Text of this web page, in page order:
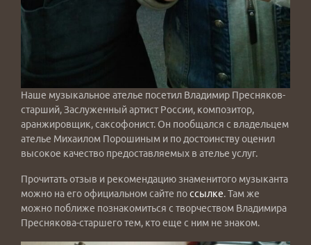
Наше музыкальное ателье посетил Владимир Пресняков-
старший, Заслуженный артист России, композитор,
аранжировщик, саксофонист. Он пообщался с владельцем
ателье Михаилом Порошиным и по достоинству оценил
высокое качество предоставляемых в ателье услуг.
Прочитать отзыв и рекомендацию знаменитого музыканта
можно на его официальном сайте поссылке. Там же
можно поближе познакомиться с творчеством Владимира
Преснякова-старшего тем, кто еще с ним не знаком.